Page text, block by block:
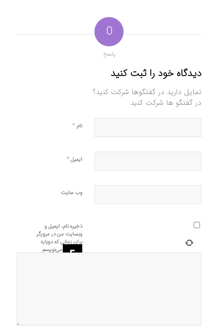
0
پاسخ
دیدگاه خود را ثبت کنید
تمایل دارید در گفتگوها شرکت کنید؟
در گفتگو ها شرکت کنید.
نام *
ایمیل*
وب‌ سایت
ذخیره نام، ایمیل و
وبسایت من در مرورگر
برای زمانی که دوباره
دیدگاهی می‌نویسم.
+یک=